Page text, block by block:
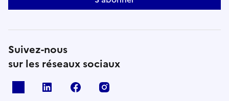
Jacques Py est ancien directeur du Centre d’art
Suivez-nous
sur les réseaux sociaux
Linkedin Facebook